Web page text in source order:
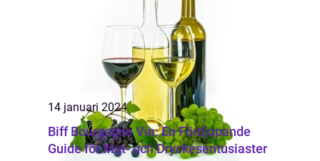
14 januari 2024
Biff Bourgogne Vin: En Fördjupande
Guide för Mat- och Dryckesentusiaster